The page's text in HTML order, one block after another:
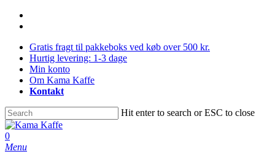
Skip
contentGratis fragt til pakkeboks ved køb over 500 kr.
Hurtig levering: 1-3 dage
Min konto
Om Kama Kaffe
Kontakt
Hit enter to search or ESC to close
Close
Search
0
Menu